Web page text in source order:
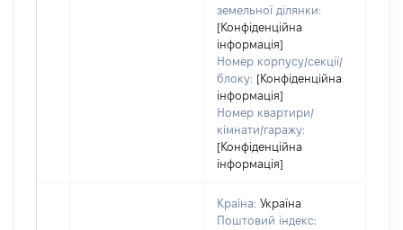
земельної ділянки:
[Конфіденційна
інформація]
Номер корпусу/секції/
блоку: [Конфіденційна
інформація]
Номер квартири/
кімнати/гаражу:
[Конфіденційна
інформація]
Країна: Україна
Поштовий індекс: